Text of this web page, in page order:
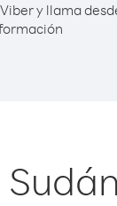
y llama